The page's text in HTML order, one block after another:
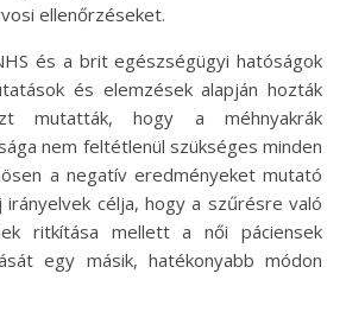
ellenőrzéseket.
és a brit egészségügyi hatóságok
és elemzések alapján hozták
mutatták, hogy a méhnyakrák
nem feltétlenül szükséges minden
a negatív eredményeket mutató
irányelvek célja, hogy a szűrésre való
ritkítása mellett a női páciensek
egy másik, hatékonyabb módon